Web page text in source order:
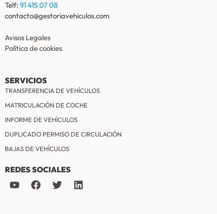
Telf: 91 415 07 08
contacto@gestoriavehiculos.com
Avisos Legales
Política de cookies
SERVICIOS
TRANSFERENCIA DE VEHÍCULOS
MATRICULACIÓN DE COCHE
INFORME DE VEHÍCULOS
DUPLICADO PERMISO DE CIRCULACIÓN
BAJAS DE VEHÍCULOS
REDES SOCIALES